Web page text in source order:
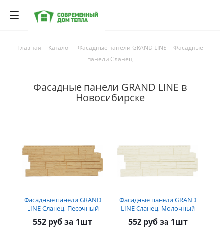
Главная - Каталог - Фасадные панели GRAND LINE - Фасадные
панели Сланец
Фасадные панели GRAND LINE в
Новосибирске
Фасадные панели GRAND
LINE Сланец, Песочный
552 руб за 1шт
Фасадные панели GRAND
LINE Сланец, Молочный
552 руб за 1шт